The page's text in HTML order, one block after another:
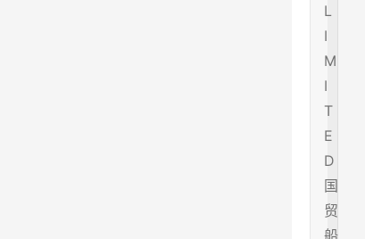
L
I
M
I
T
E
D
国
贸
船